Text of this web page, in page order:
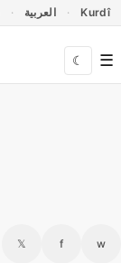
العربية Kurdî
☾ ☰
𝕏 f w